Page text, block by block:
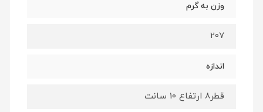
وزن به گرم
207
اندازه
قطر8 ارتفاع 10 سانت